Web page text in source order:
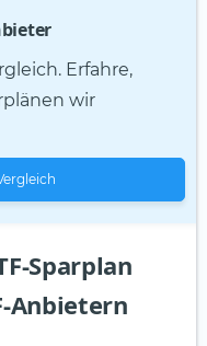
Erfahre,
wir
Sparplan
Anbietern